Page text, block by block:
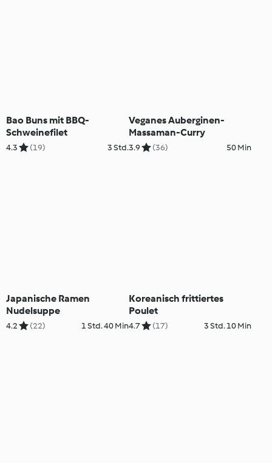
Bao Buns mit BBQ-
Schweinefilet
4.3 (19) 3 Std.
Veganes Auberginen-
Massaman-Curry
3.9 (36) 50 Min
Japanische Ramen
Nudelsuppe
4.2 (22) 1 Std. 40 Min
Koreanisch frittiertes
Poulet
4.7 (17) 3 Std. 10 Min